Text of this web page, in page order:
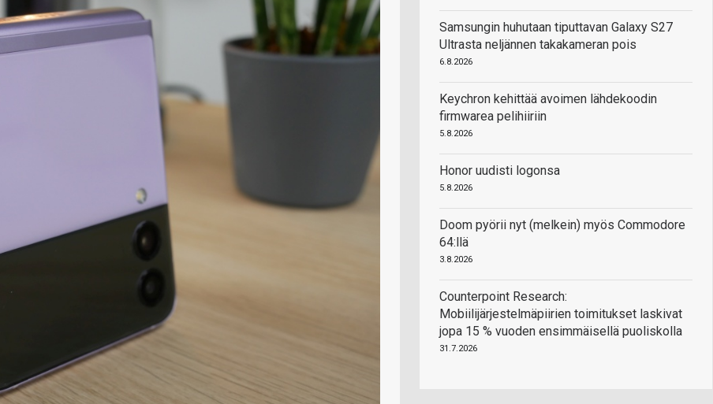
Samsungin huhutaan tiputtavan Galaxy S27
Ultrasta neljännen takakameran pois
6.8.2026
Keychron kehittää avoimen lähdekoodin
firmwarea pelihiiriin
5.8.2026
Honor uudisti logonsa
5.8.2026
Doom pyörii nyt (melkein) myös Commodore
64:llä
3.8.2026
Counterpoint Research:
Mobiilijärjestelmäpiirien toimitukset laskivat
jopa 15 % vuoden ensimmäisellä puoliskolla
31.7.2026